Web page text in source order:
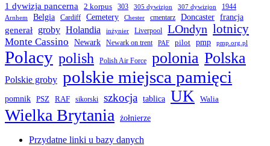
1 dywizja pancerna 2 korpus 303 305 dywizjon 307 dywizjon 1944
Arnhem Belgia Cardiff Cemetery Chester cmentarz Doncaster francja
generał
groby Holandia inżynier Liverpool LOndyn lotnicy
Monte Cassino Newark Newark on trent PAF pilot pmp pmp.org.pl
Polacy polish Polish Air Force polonia Polska
Polskie groby polskie miejsca pamięci
pomnik PSZ RAF sikorski szkocja tablica UK Walia
Wielka Brytania żołnierze
Przydatne linki u bazy danych